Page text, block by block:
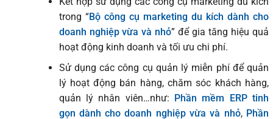
trong “Bộ công cụ marketing du kích dành cho
doanh nghiệp vừa và nhỏ” để gia tăng hiệu quả
hoạt động kinh doanh và tối ưu chi phí.
Sử dụng các công cụ quản lý miễn phí để quản
lý hoạt động bán hàng, chăm sóc khách hàng,
quản lý nhân viên…như:
Phần mềm ERP tinh
gọn dành cho doanh nghiệp vừa và nhỏ, Phần